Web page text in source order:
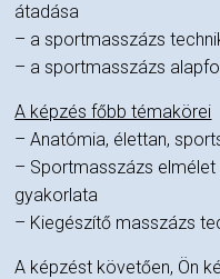
átadása
– a sportmasszázs
– a sportmasszázs
A képzés főbb témakörei
– Anatómia, élettan,
– Sportmasszázs elmélet
gyakorlata
– Kiegészítő masszázs
A képzést követően, Ön